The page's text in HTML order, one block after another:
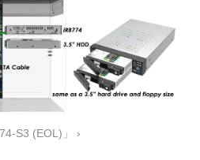
S3 (EOL)」 ›